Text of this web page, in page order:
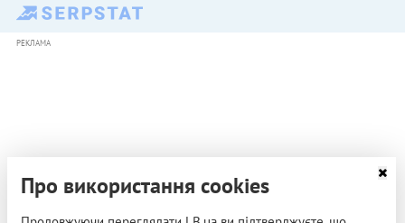
РЕКЛАМА
Про використання cookies